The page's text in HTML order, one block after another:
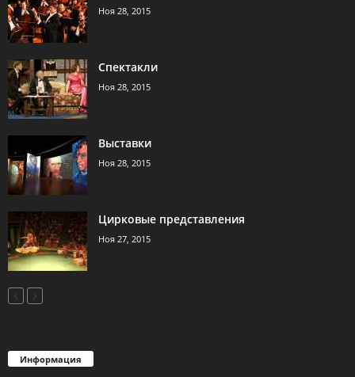
Ноя 28, 2015
Спектакли
Ноя 28, 2015
Выставки
Ноя 28, 2015
Цирковые представления
Ноя 27, 2015
Информация